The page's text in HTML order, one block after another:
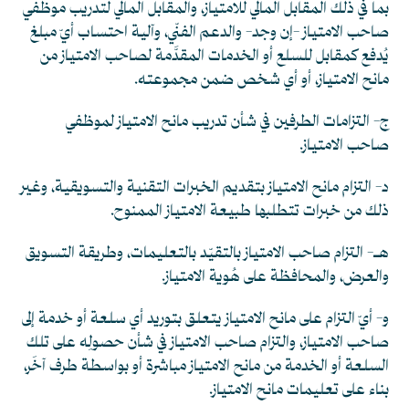
بما في ذلك المقابل المالي للامتياز، والمقابل المالي لتدريب موظفي
صاحب الامتياز -إن وجد- والدعم الفنّي، وآلية احتساب أيّ مبلغ
يُدفع كمقابل للسلع أو الخدمات المقدَّمة لصاحب الامتياز من
مانح الامتياز، أو أي شخص ضمن مجموعته.
ج- التزامات الطرفين في شأن تدريب مانح الامتياز لموظفي
صاحب الامتياز.
د- التزام مانح الامتياز بتقديم الخبرات التقنية والتسويقية، وغير
ذلك من خبرات تتطلبها طبيعة الامتياز الممنوح.
هـ- التزام صاحب الامتياز بالتقيّد بالتعليمات، وطريقة التسويق
والعرض، والمحافظة على هُوية الامتياز.
و- أيّ التزام على مانح الامتياز يتعلق بتوريد أي سلعة أو خدمة إلى
صاحب الامتياز، والتزام صاحب الامتياز في شأن حصولِه على تلك
السلعة أو الخدمة من مانح الامتياز مباشرة أو بواسطة طرف آخَر،
بناء على تعليمات مانح الامتياز.